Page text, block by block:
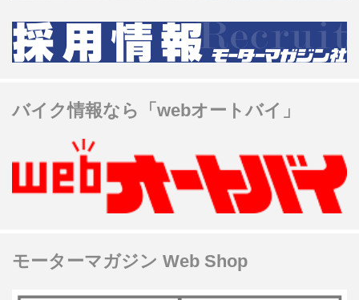
バイク情報なら「webオートバイ」
モーターマガジン Web Shop